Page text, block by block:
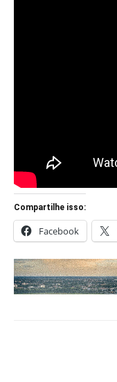
Compartilhe isso:
Facebook